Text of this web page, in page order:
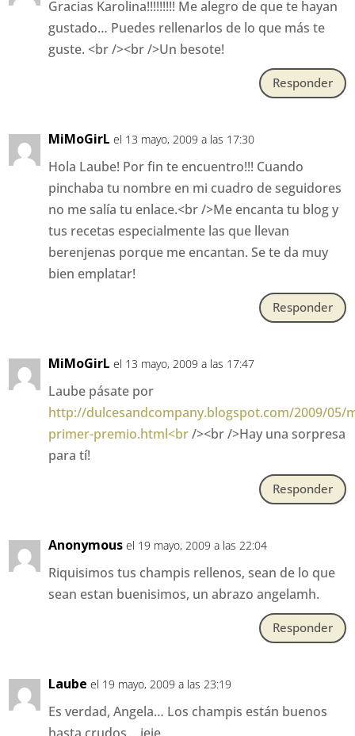
Gracias Karolina!!!!!!!!! Me alegro de que te hayan
gustado… Puedes rellenarlos de lo que más te
guste. <br /><br />Un besote!
Responder
MiMoGirL el 13 mayo, 2009 a las 17:30
Hola Laube! Por fin te encuentro!!! Cuando
pinchaba tu nombre en mi cuadro de seguidores
no me salía tu enlace.<br />Me encanta tu blog y
tus recetas especialmente las que llevan
berenjenas porque me encantan. Se te da muy
bien emplatar!
Responder
MiMoGirL el 13 mayo, 2009 a las 17:47
Laube pásate por
http://dulcesandcompany.blogspot.com/2009/05/
primer-premio.html<br/><br />Hay una sorpresa
para tí!
Responder
Anonymous el 19 mayo, 2009 a las 22:04
Riquisimos tus champis rellenos, sean de lo que
sean estan buenisimos, un abrazo angelamh.
Responder
Laube el 19 mayo, 2009 a las 23:19
Es verdad, Angela… Los champis están buenos